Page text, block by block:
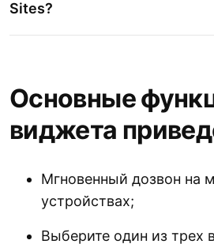
Sites?
Основные
виджета
Мгновенный дозвон на
устройствах;
Выберите один из трех